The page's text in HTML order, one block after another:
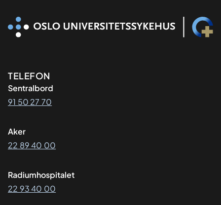
Kontaktinformasjon
TELEFON
Sentralbord
91 50 27 70
Aker
22 89 40 00
Radiumhospitalet
22 93 40 00